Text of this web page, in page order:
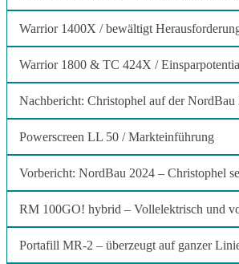
Warrior 1400X / bewältigt
Warrior 1800 & TC 424X /
Nachbericht: Christophel auf der NordBau
Powerscreen LL 50 / Markteinführung
Vorbericht: NordBau 2024 – Christophel
RM 100GO! hybrid – Vollelektrisch und
Portafill MR-2 – überzeugt auf ganzer